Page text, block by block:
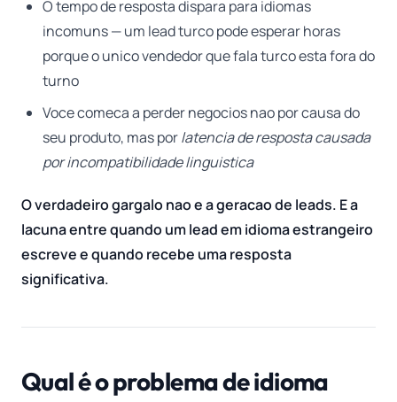
O tempo de resposta dispara para idiomas
incomuns — um lead turco pode esperar horas
porque o unico vendedor que fala turco esta fora do
turno
Voce comeca a perder negocios nao por causa do
seu produto, mas porlatencia de resposta causada
por incompatibilidade linguistica
O verdadeiro gargalo nao e a geracao de leads. E a
lacuna entre quando um lead em idioma estrangeiro
escreve e quando recebe uma resposta
significativa.
Qual é o problema de idioma